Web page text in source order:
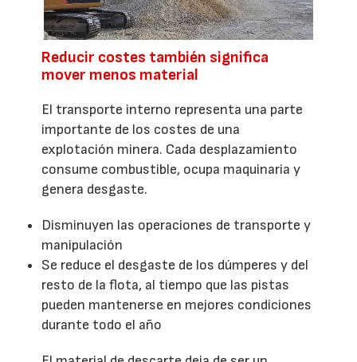
Reducir costes también significa
mover menos material
El transporte interno representa una parte
importante de los costes de una
explotación minera. Cada desplazamiento
consume combustible, ocupa maquinaria y
genera desgaste.
Disminuyen las operaciones de transporte y
manipulación
Se reduce el desgaste de los dúmperes y del
resto de la flota, al tiempo que las pistas
pueden mantenerse en mejores condiciones
durante todo el año